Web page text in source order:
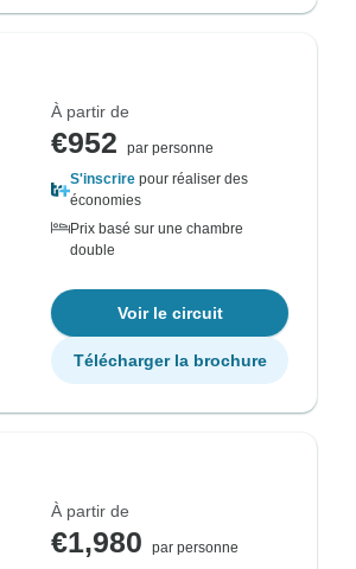
À partir de
€952
par personne
S'inscrire pour réaliser des
économies
Prix basé sur une chambre
double
Voir le circuit
Télécharger la brochure
À partir de
€1,980
par personne